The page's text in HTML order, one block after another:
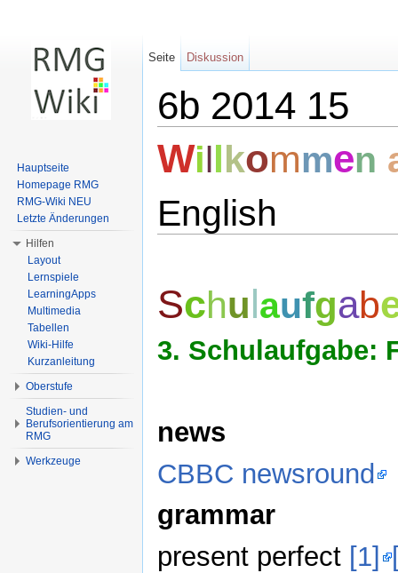
6b 2014 15
Willkommen
English
Schulaufgab
3. Schulaufgabe:
news
CBBC newsround
grammar
present perfect [1]
Seite Diskussion
Hauptseite
Homepage RMG
RMG-Wiki NEU
Letzte Änderungen
Hilfen
Layout
Lernspiele
LearningApps
Multimedia
Tabellen
Wiki-Hilfe
Kurzanleitung
Oberstufe
Studien- und
Berufsorientierung am
RMG
Werkzeuge